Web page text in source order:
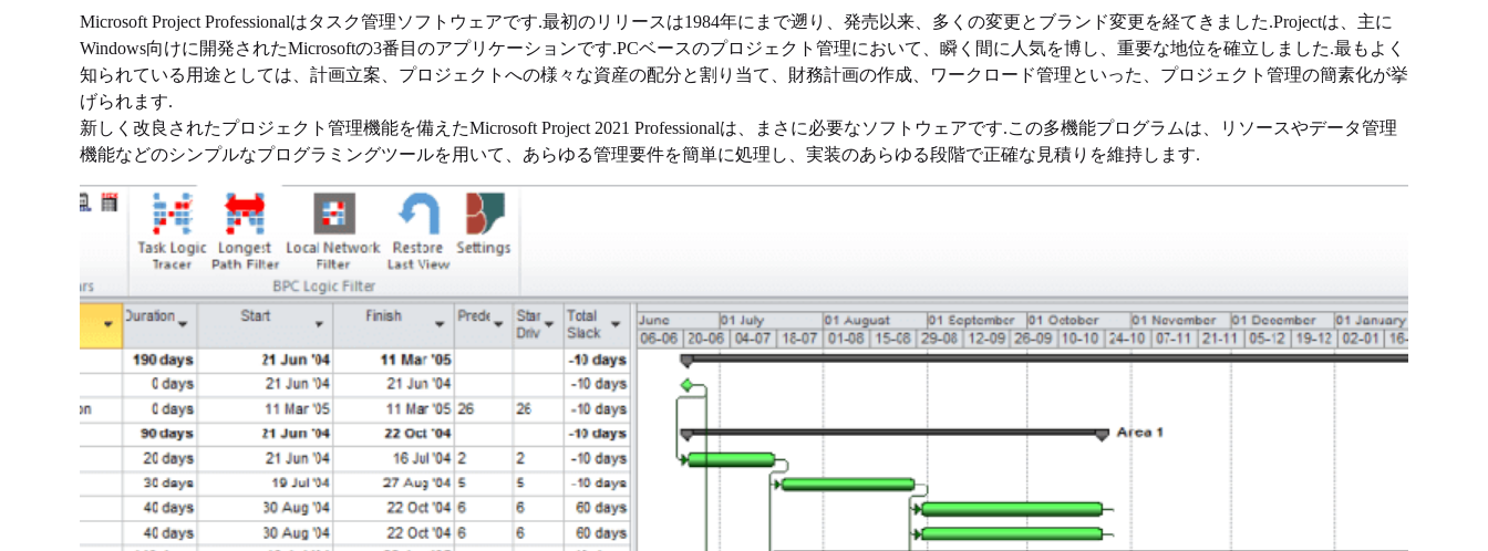
Microsoft Project Professionalはタスク管理ソフトウェアです.最初のリリースは1984年にまで遡り、発売以来、多くの変更とブランド変更を経てきました.Projectは、主に
Windows向けに開発されたMicrosoftの3番目のアプリケーションです.PCベースのプロジェクト管理において、瞬く間に人気を博し、重要な地位を確立しました.最もよく
知られている用途としては、計画立案、プロジェクトへの様々な資産の配分と割り当て、財務計画の作成、ワークロード管理といった、プロジェクト管理の簡素化が挙
げられます.
新しく改良されたプロジェクト管理機能を備えたMicrosoft Project 2021 Professionalは、まさに必要なソフトウェアです.この多機能プログラムは、リソースやデータ管理
機能など​​のシンプルなプログラミングツールを用いて、あらゆる管理要件を簡単に処理し、実装のあらゆる段階で正確な見積りを維持します.